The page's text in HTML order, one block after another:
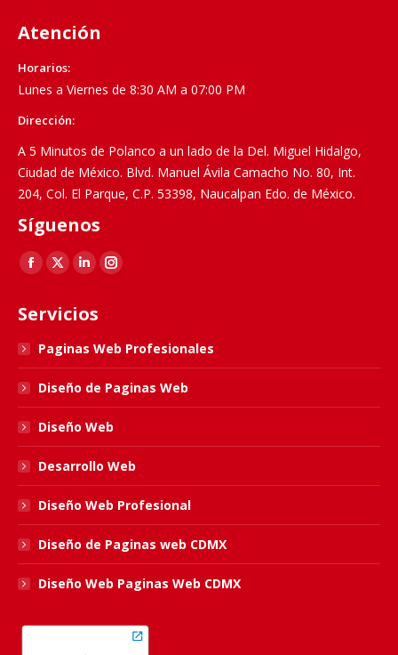
Atención
Horarios:
Lunes a Viernes de 8:30 AM a 07:00 PM
Dirección:
A 5 Minutos de Polanco a un lado de la Del. Miguel Hidalgo,
Ciudad de México. Blvd. Manuel Ávila Camacho No. 80, Int.
204, Col. El Parque, C.P. 53398, Naucalpan Edo. de México.
Síguenos
Find us on:
Facebook
opens
in
new
window
X
opens
in
new
window
Linkedin
opens
new
window
Instagram
in
new
window
Servicios
Paginas Web Profesionales
Diseño de Paginas Web
Diseño Web
Desarrollo Web
Diseño Web Profesional
Diseño de Paginas web CDMX
Diseño Web Paginas Web CDMX